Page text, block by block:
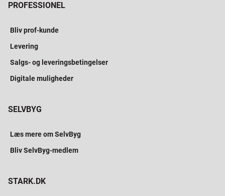
PROFESSIONEL
Bliv prof-kunde
Levering
Salgs- og leveringsbetingelser
Digitale muligheder
SELVBYG
Læs mere om SelvByg
Bliv SelvByg-medlem
STARK.DK